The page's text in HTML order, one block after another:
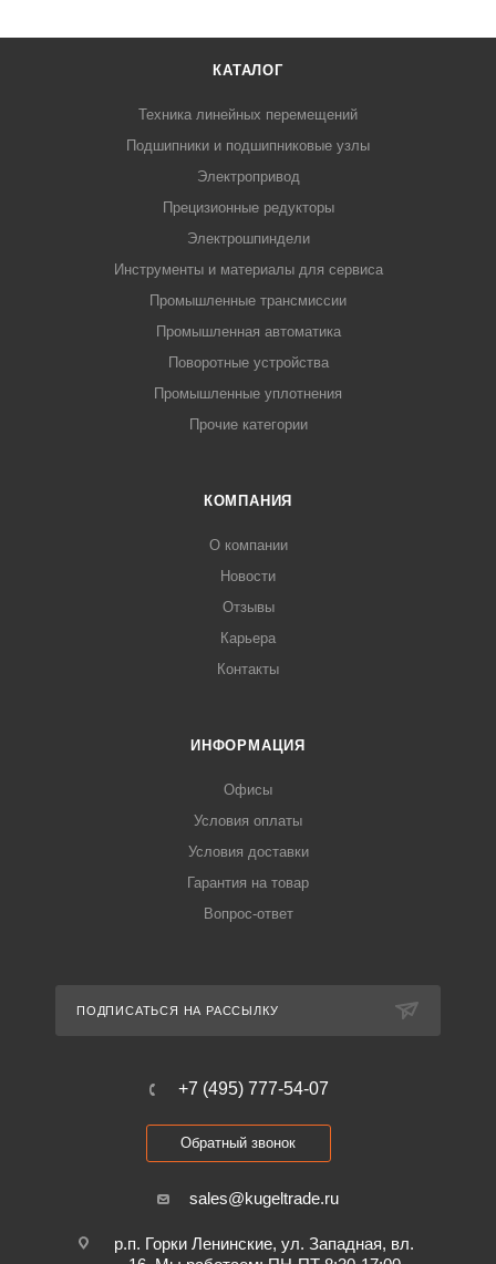
КАТАЛОГ
Техника линейных перемещений
Подшипники и подшипниковые узлы
Электропривод
Прецизионные редукторы
Электрошпиндели
Инструменты и материалы для сервиса
Промышленные трансмиссии
Промышленная автоматика
Поворотные устройства
Промышленные уплотнения
Прочие категории
КОМПАНИЯ
О компании
Новости
Отзывы
Карьера
Контакты
ИНФОРМАЦИЯ
Офисы
Условия оплаты
Условия доставки
Гарантия на товар
Вопрос-ответ
ПОДПИСАТЬСЯ НА РАССЫЛКУ
+7 (495) 777-54-07
Обратный звонок
sales@kugeltrade.ru
р.п. Горки Ленинские, ул. Западная, вл.